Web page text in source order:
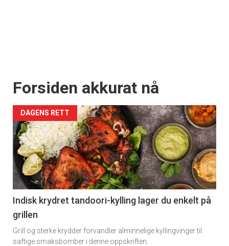
Forsiden akkurat nå
DAGENS RETT
Indisk krydret tandoori-kylling lager du enkelt på
grillen
Grill og sterke krydder forvandler alminnelige kyllingvinger til
saftige smaksbomber i denne oppskriften.